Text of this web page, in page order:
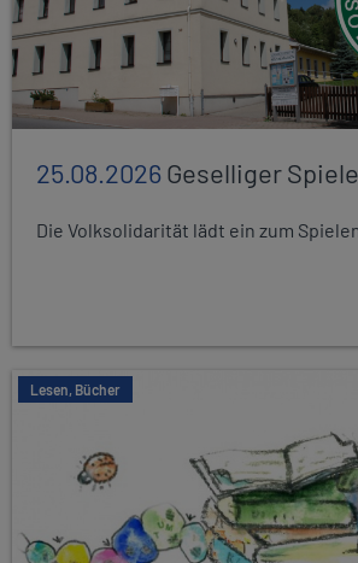
25.08.2026Geselliger
Die Volksolidarität lädt ein zum
Lesen, Bücher